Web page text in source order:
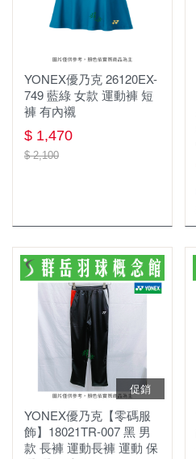
YONEX優乃克 26120EX-
749 藍綠 女款 運動褲 短
褲 有內襯
$ 1,470
$ 2,100
促銷
YONEX優乃克【零碼服
飾】18021TR-007 黑 男
款 長褲 運動長褲 運動 保